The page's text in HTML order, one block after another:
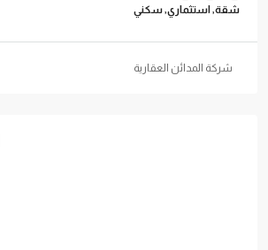
شقة, استثماري, سكني
شركة المدائن العقارية